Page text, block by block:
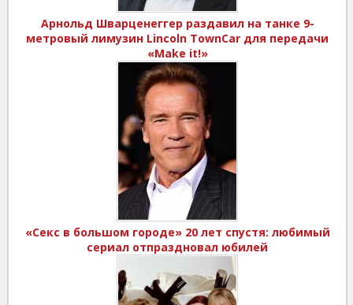
Арнольд Шварценеггер раздавил на танке 9-
метровый лимузин Lincoln TownCar для передачи
«Make it!»
«Секс в большом городе» 20 лет спустя: любимый
сериал отпраздновал юбилей